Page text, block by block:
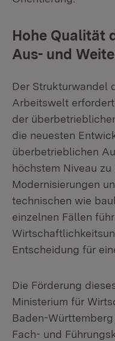
Hohe Qualität
Aus- und
Der Strukturwandel
Arbeitswelt
der
die neuesten
überbetrieblichen
höchstem Niveau
Modernisierungen
technischen wie
einzelnen Fällen
Entscheidung für
Die Förderung
Ministerium für
Baden-
Fach- und